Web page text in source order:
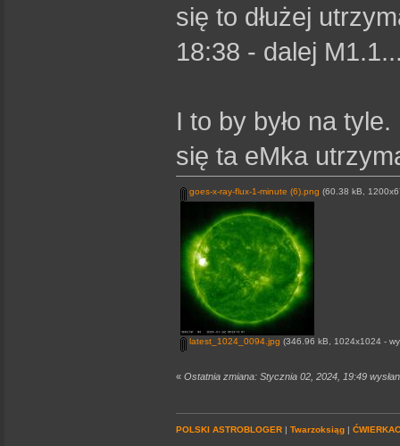
się to dłużej
18:38 - dalej
I to by było na
się ta eMka
goes-x-ray-flux-1-minute (6).png (60.38 kB,
latest_1024_0094.jpg (346.96 kB, 1024x1024 -
« Ostatnia zmiana: Stycznia 02, 2024, 19:49
POLSKI ASTROBLOGER | Twarzoksiąg |